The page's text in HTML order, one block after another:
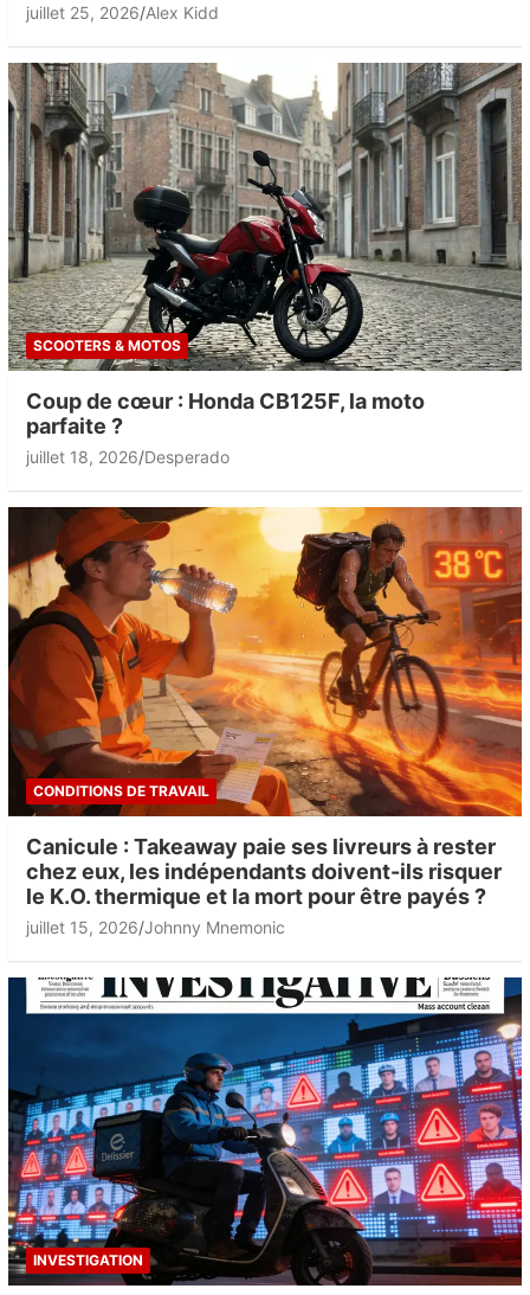
juillet 25, 2026 Alex Kidd
SCOOTERS & MOTOS
Coup de cœur : Honda CB125F, la moto
parfaite ?
juillet 18, 2026 Desperado
CONDITIONS DE TRAVAIL
Canicule : Takeaway paie ses livreurs à rester
chez eux, les indépendants doivent-ils risquer
le K.O. thermique et la mort pour être payés ?
juillet 15, 2026 Johnny Mnemonic
INVESTIGATION